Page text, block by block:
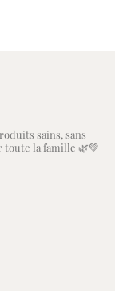
sains, sans
toute la famille 🌿💚